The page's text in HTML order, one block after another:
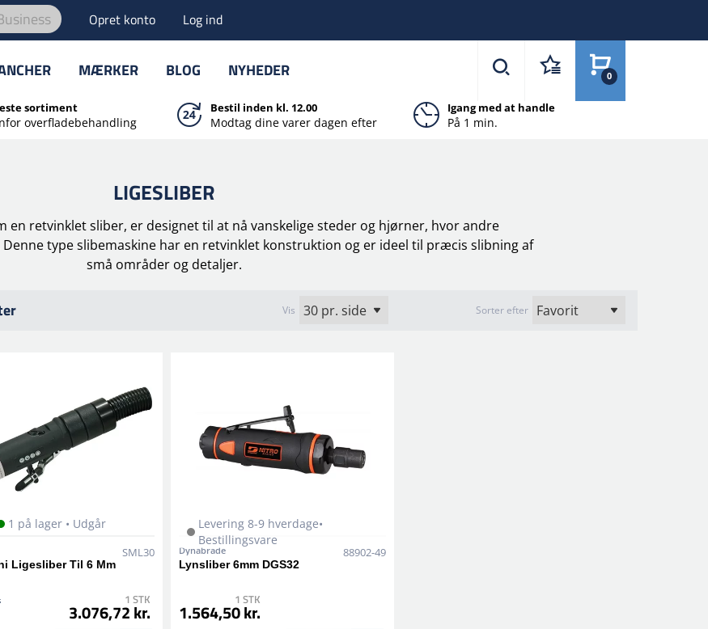
Opret konto Log ind
MÆRKER BLOG NYHEDER 0
sortiment
overfladebehandling
Bestil inden kl. 12.00
Modtag dine varer dagen efter
Igang med at handle
På 1 min.
LIGESLIBER
en retvinklet sliber, er designet til at nå vanskelige steder og hjørner, hvor andre
type slibemaskine har en retvinklet konstruktion og er ideel til præcis slibning af
små områder og detaljer.
Vis Sorter efter
1 på lager • Udgår
SML30
Ligesliber Til 6 Mm
1 STK
3.076,72 kr.
Levering 8-9 hverdage•
Bestillingsvare
Dynabrade 88902-49
Lynsliber 6mm DGS32
1 STK
1.564,50 kr.